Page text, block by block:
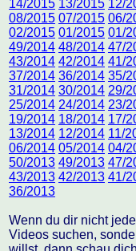
14/2015 13/2015 12/
08/2015 07/2015 06/
02/2015 01/2015 01/
49/2014 48/2014 47/
43/2014 42/2014 41/
37/2014 36/2014 35/
31/2014 30/2014 29/
25/2014 24/2014 23/
19/2014 18/2014 17/
13/2014 12/2014 11/
06/2014 05/2014 04/
50/2013 49/2013 47/
43/2013 42/2013 41/
36/2013
Wenn du dir nicht
Videos suchen,